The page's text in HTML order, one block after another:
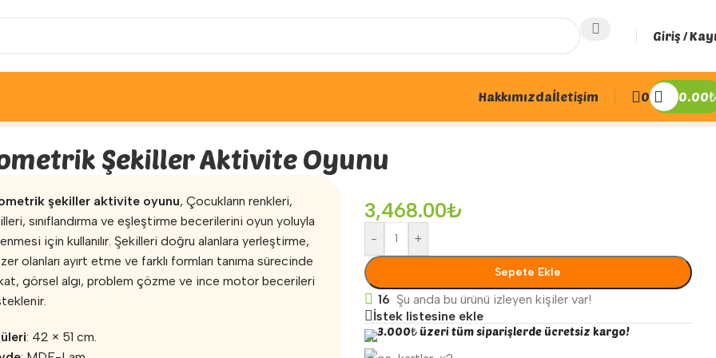
Giriş /
Hakkımızdaİletişim 0 0.00₺
Şekiller Aktivite Oyunu
şekiller aktivite oyunu, Çocukların renkleri,
sınıflandırma ve eşleştirme becerilerini oyun yoluyla
için kullanılır. Şekilleri doğru alanlara yerleştirme,
olanları ayırt etme ve farklı formları tanıma sürecinde
görsel algı, problem çözme ve ince motor becerileri
: 42 × 51 cm.
3,468.00₺
- +
Sepete Ekle
16 Şu anda bu ürünü izleyen kişiler var!
İstek listesine ekle
3.000₺ üzeri tüm siparişlerde ücretsiz kargo!